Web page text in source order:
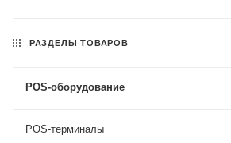
РАЗДЕЛЫ ТОВАРОВ
POS-оборудование
POS-терминалы